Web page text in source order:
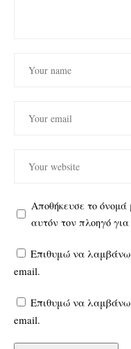
Αποθήκευσε το όνομά
αυτόν τον πλοηγό
Επιθυμώ να λαμβάνω
email.
Επιθυμώ να λαμβάνω
email.